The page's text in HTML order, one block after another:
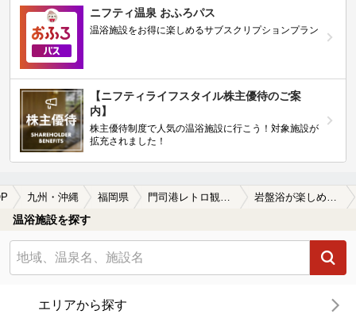
ニフティ温泉 おふろパス
温浴施設をお得に楽しめるサブスクリプションプラン
【ニフティライフスタイル株主優待のご案
内】
株主優待制度で人気の温浴施設に行こう！対象施設が
拡充されました！
九州・沖縄 福岡県 門司港レトロ観光線 岩盤浴が楽しめる門司港レトロ観光線周辺の温泉、日帰り温泉、スーパー銭湯を探す
温浴施設を探す
エリアから探す